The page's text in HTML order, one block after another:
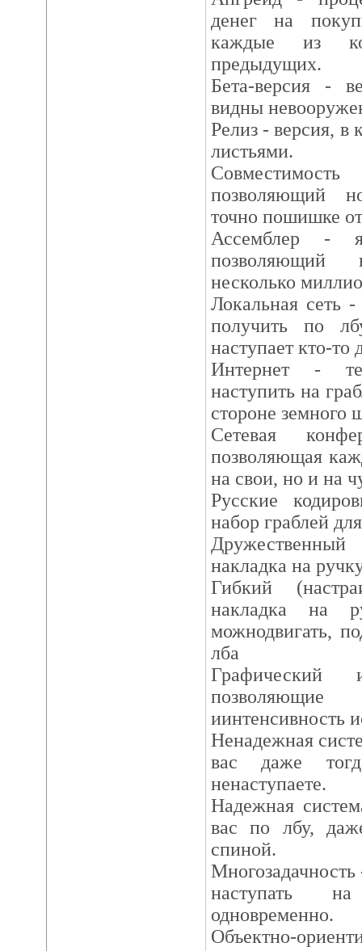
денег на
каждые из
предыдущих.
Бета-версия -
видны
Релиз - версия, в
листьями.
позволяющий
точно пошишке
Ассемблер -
позволяющий
несколько
Локальная сеть
получить по
наступает кто-то
Интернет -
наступить на
стороне земного
Сетевая
позволяющая
на свои, но и на
Русские
набор граблей
накладка на
Гибкий
накладка на
можнодвигать,
лба
Графический
иинтенсивность
Ненадежная
вас даже
ненаступаете.
Надежная
вас по лбу,
спиной.
наступать
одновременно.
Объектно-